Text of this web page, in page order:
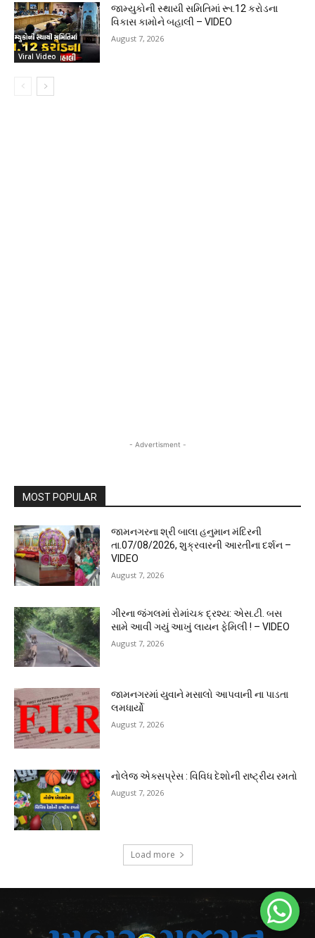
Viral Video
જામ્યુકોની સ્થાયી સમિતિમાં રૂા.12 કરોડના
વિકાસ કામોને બહાલી – VIDEO
August 7, 2026
- Advertisment -
MOST POPULAR
જામનગરના શ્રી બાલા હનુમાન મંદિરની
તા.07/08/2026, શુક્રવારની આરતીના દર્શન –
VIDEO
August 7, 2026
ગીરના જંગલમાં રોમાંચક દ્રશ્ય: એસ.ટી. બસ
સામે આવી ગયું આખું લાયન ફેમિલી ! – VIDEO
August 7, 2026
જામનગરમાં યુવાને મસાલો આપવાની ના પાડતા
લમધાર્યો
August 7, 2026
નોલેજ એક્સપ્રેસ : વિવિધ દેશોની રાષ્ટ્રીય રમતો
August 7, 2026
Load more